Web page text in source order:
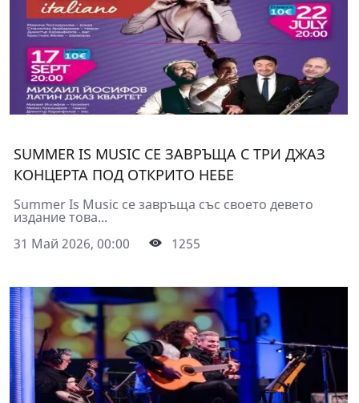
SUMMER IS MUSIC СЕ ЗАВРЪЩА С ТРИ ДЖАЗ
КОНЦЕРТА ПОД ОТКРИТО НЕБЕ
Summer Is Music се завръща със своето девето
издание това...
31 Май 2026, 00:00
1255